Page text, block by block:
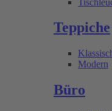
Teppiche
Modern
Büro